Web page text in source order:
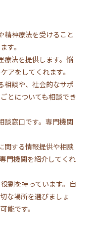
精神療法を受けること
す。
療法を提供します。悩
アをしてくれます。
相談や、社会的なサポ
とについても相談でき
談窓口です。専門機関
関する情報提供や相談
門機関を紹介してくれ
割を持っています。自
な場所を選びましょ
能です。